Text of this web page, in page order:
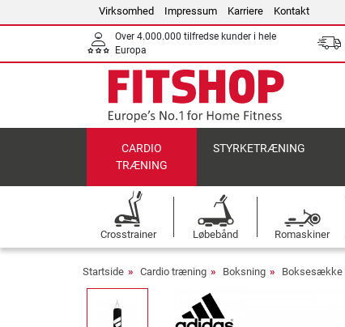
Virksomhed Impressum Karriere Kontakt
Over 4.000.000 tilfredse kunder i hele
Europa
CARDIO
TRÆNING
STYRKETRÆNING
Crosstrainer Løbebånd Romaskiner
Startside Cardio træning Boksning Boksesække